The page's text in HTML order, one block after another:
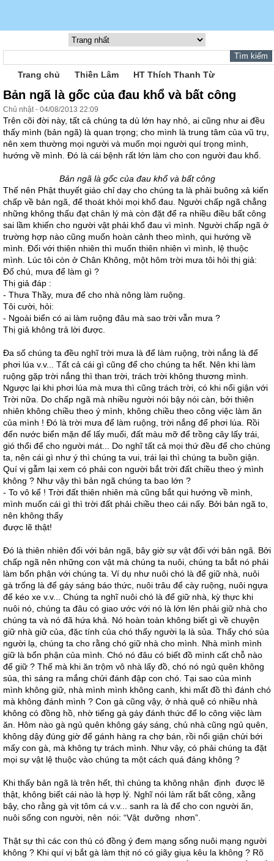
Trang chủ Thiền Lâm HT Thích Thanh Từ
Bản ngã là gốc của đau khổ và bất công
Chủ nhật - 04/08/2013 22:09
Trên cõi đời này, tất cả chúng ta dù lớn hay nhỏ, ai cũng như ai đều
thấy mình (bản ngã) là quan trọng; cho mình là trung tâm của vũ trụ,
nên xem thường mọi người và muốn mọi người quí trọng mình,
hướng về mình. Đó là cái bệnh rất lớn làm cho con người đau khổ.
Bản ngã là gốc của đau khổ và bất công
Thế nên Phật thuyết giáo chỉ dạy cho chúng ta là phải buông xả kiến
chấp về bản ngã, để thoát khỏi mọi khổ đau. Người chấp ngã chẳng
những không thấu đạt chân lý mà còn đặt để ra nhiều điều bất công
sai lầm khiến cho người vật phải khổ đau vì mình. Người chấp ngã ở
trường hợp nào cũng muốn hoàn cảnh theo mình, qui hướng về
mình. Đối với thiên nhiên thì muốn thiên nhiên vì mình, lệ thuộc
mình. Lúc tôi còn ở Chân Không, một hôm trời mưa tôi hỏi thị giả:
Đố chú, mưa để làm gì ?
Thị giả đáp :
- Thưa Thầy, mưa để cho nhà nông làm ruộng.
Tôi cười, hỏi:
- Ngoài biển có ai làm ruộng đâu mà sao trời vẫn mưa ?
Thị giả không trả lời được.
Đa số chúng ta đều nghĩ trời mưa là để làm ruộng, trời nắng là để
phơi lúa v.v... Tất cả cái gì cũng để cho chúng ta hết. Nên khi làm
ruộng gặp trời nắng thì than trời, trách trời không thương mình.
Ngược lại khi phơi lúa mà mưa thì cũng trách trời, có khi nổi giận với
Trời nữa. Do chấp ngã mà nhiều người nói bậy nói càn, bởi thiên
nhiên không chiều theo ý mình, không chiều theo công việc làm ăn
của mình ! Đó là trời mưa để làm ruộng, trời nắng để phơi lúa. Rồi
đến nước biển mặn để lấy muối, đất màu mỡ để trồng cây lấy trái,
gió thổi để cho người mát... Do nghĩ tất cả mọi thứ đều để cho chúng
ta, nên cái gì như ý thì chúng ta vui, trái lại thì chúng ta buồn giận.
Quí vị gẫm lại xem có phải con người bắt trời đất chiều theo ý mình
không ? Như vậy thì bản ngã chúng ta bao lớn ?
- To vô kể ! Trời đất thiên nhiên mà cũng bắt qui hướng về mình,
mình muốn cái gì thì trời đất phải chiều theo cái nấy. Bởi bản ngã to,
nên không thấy
được lẽ thật!
Đó là thiên nhiên đối với bản ngã, bây giờ sự vật đối với bản ngã. Bởi
chấp ngã nên những con vật mà chúng ta nuôi, chúng ta bắt nó phải
làm bổn phận với chúng ta. Ví dụ như nuôi chó là để giữ nhà, nuôi
gà trống là để gáy sáng báo thức, nuôi trâu để cày ruộng, nuôi ngựa
để kéo xe v.v... Chúng ta nghĩ nuôi chó là để giữ nhà, kỳ thực khi
nuôi nó, chúng ta đâu có giao ước với nó là lớn lên phải giữ nhà cho
chúng ta và nó đã hứa khả. Nó hoàn toàn không biết gì về chuyện
giữ nhà giữ của, đặc tính của chó thấy người lạ là sủa. Thấy chó sủa
người lạ, chúng ta cho rằng chó giữ nhà cho mình. Nhà mình mình
giữ là bổn phận của mình. Chó nó đâu có biết đồ mình cất chỗ nào
để giữ ? Thế mà khi ăn trộm vô nhà lấy đồ, chó nó ngủ quên không
sủa, thì sáng ra mắng chửi đánh đập con chó. Tại sao của mình
mình không giữ, nhà mình mình không canh, khi mất đồ thì đánh chó
mà không đánh mình ? Con gà cũng vậy, ở nhà quê có nhiều nhà
không có đồng hồ, nhờ tiếng gà gáy đánh thức để lo công việc làm
ăn. Hôm nào gà ngủ quên không gáy sáng, chủ nhà cũng ngủ quên,
không dậy đúng giờ để gánh hàng ra chợ bán, rồi nổi giận chửi bới
mấy con gà, mà không tự trách mình. Như vậy, có phải chúng ta đặt
mọi sự vật lệ thuộc vào chúng ta một cách quá đáng không ?
Khi thấy bản ngã là trên hết, thì chúng ta không nhận định được lẽ
thật, không biết cái nào là hợp lý. Nghĩ nói làm rất bất công, xằng
bậy, cho rằng gà vịt tôm cá v.v... sanh ra là để cho con người ăn,
nuôi sống con người, nên nói: “Vật dưỡng nhơn”.
Thật sự thì các con thú có đồng ý đem mạng sống nuôi mạng người
không ? Khi quí vị bắt gà làm thịt nó có giãy giụa kêu la không ? Rõ